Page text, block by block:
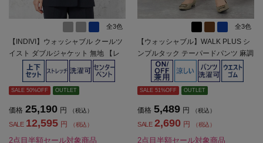
全3色
【INDIVI】ウォッシャブル クールツ
イスト ダブルジャケット 無地 【レ
ディース】
SALE 50%OFF OUTLET
価格 25,190 円 （税込）
SALE 12,595 円 （税込）
2点目半額セール対象商品
全3色
【ウォッシャブル】WALK PLUS シ
ンプルタック テーパードパンツ 麻調
メッシュ素材 無地 春夏【レディー
SALE 51%OFF OUTLET
価格 5,489 円 （税込）
SALE 2,690 円 （税込）
2点目半額セール対象商品